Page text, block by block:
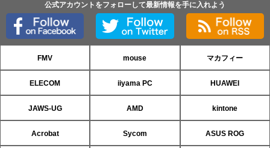
公式アカウントをフォローして最新情報を手に入れよう
FMV mouse マカフィー
ELECOM iiyama PC HUAWEI
JAWS-UG AMD kintone
Acrobat Sycom ASUS ROG